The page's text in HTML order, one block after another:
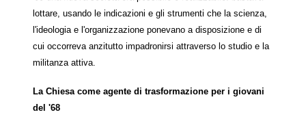
lottare, usando le indicazioni e gli strumenti che la scienza,
l'ideologia e l'organizzazione ponevano a disposizione e di
cui occorreva anzitutto impadronirsi attraverso lo studio e la
militanza attiva.
La Chiesa come agente di trasformazione per i giovani
del '68